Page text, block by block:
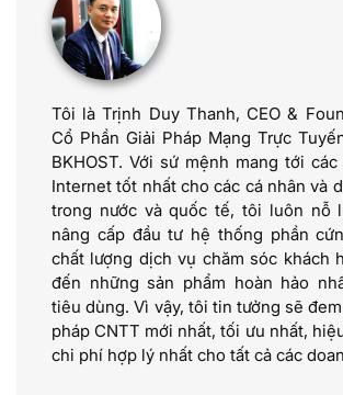
Tôi là Trịnh Duy Thanh, CEO &
Cổ Phần Giải Pháp Mạng Trực
BKHOST. Với sứ mệnh mang tới
Internet tốt nhất cho các cá nhân và
trong nước và quốc tế, tôi luôn nỗ
nâng cấp đầu tư hệ thống phần
chất lượng dịch vụ chăm sóc khách
đến những sản phẩm hoàn hảo
tiêu dùng. Vì vậy, tôi tin tưởng sẽ
pháp CNTT mới nhất, tối ưu nhất,
chi phí hợp lý nhất cho tất cả các